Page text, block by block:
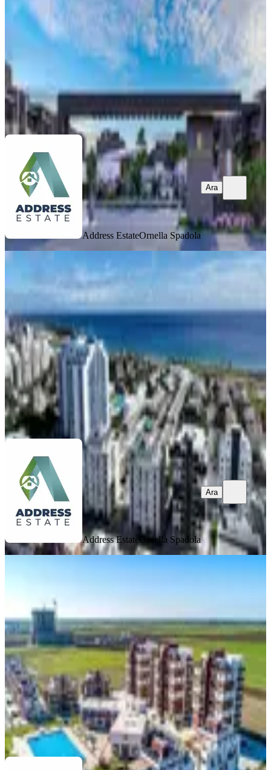
70 m² · 1. Kat ·13.06.2026
Address EstateOrnella Spadola
Address EstateOrnella Spadola
Ara
50 Ay Vadeli, Taşınmaya Hazır
Daireler – İskele Long Beach Bölgesi
İskele, Zeybekköy Köyü
1+1
106.500 £
Address Estate Ornella Spadola
Ara
Address EstateOrnella Spadola
Ara
İskele, Çayırova Köyü
2+1·88 m²· 7. Kat·22.04.2026
127.500 £
Address EstateOrnella Spadola
Ara